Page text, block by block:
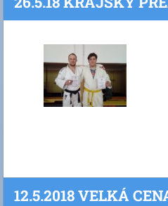
12.5.2018 VELKÁ